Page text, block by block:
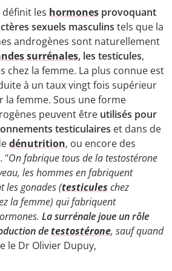
les hormones provoquant
sexuels masculins tels que la
androgènes sont naturellement
surrénales, les testicules,
chez la femme. La plus connue est
à un taux vingt fois supérieur
la femme. Sous une forme
peuvent être utilisés pour
testiculaires et dans de
dénutrition, ou encore des
"On fabrique tous de la testostérone
les hommes en fabriquent
les gonades (testicules chez
la femme) qui fabriquent
La surrénale joue un rôle
detestostérone, sauf quand
le Dr Olivier Dupuy,